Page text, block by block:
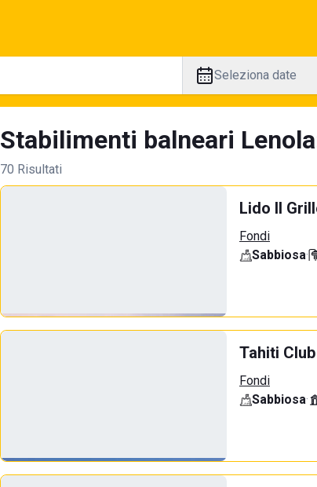
Seleziona date
Stabilimenti balneari
70 Risultati
Lido Il
Fondi
Sabbiosa·
Tahiti
Fondi
Sabbiosa·